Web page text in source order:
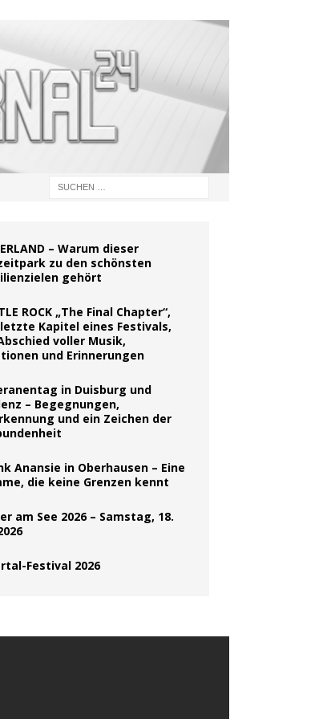
– Warum dieser
zu den schönsten
gehört
ROCK „The Final Chapter“,
Kapitel eines Festivals,
voller Musik,
und Erinnerungen
in Duisburg und
– Begegnungen,
und ein Zeichen der
Anansie in Oberhausen – Eine
die keine Grenzen kennt
am See 2026 – Samstag, 18.
Festival 2026